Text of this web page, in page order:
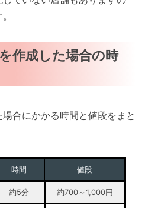
作成した場合の時
合にかかる時間と値段をまと
時間 値段
約5分 約700～1,000円